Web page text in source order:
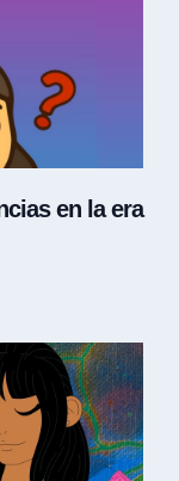
en la era